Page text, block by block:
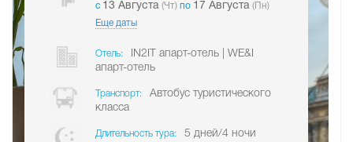
c 13 Августа (Чт) по 17 Августа (Пн)
Еще даты
Отель:
IN2IT апарт-отель | WE&I
апарт-отель
Транспорт:
Автобус туристического
класса
Длительность тура: 5 дней/4 ночи